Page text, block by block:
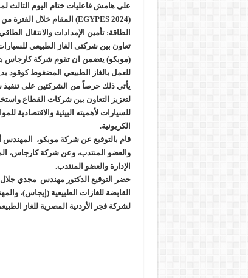
على هامش فاعليات ختام اليوم الثالث
الطاقة: تأمين الإمدادات والانتقال
تعاون بين شركتى الغاز الطبيعي
(موبكو) يتضمن ان تقوم شركة كارجاس
للعمل بالغاز الطبيعي المضغوط كوقود
يأتي ذلك حرصاً من الشركتين على تنفيذ
لتعزيز التعاون بين شركات القطاع
للسيارات لأهميته البيئية والاقتصادية
الكربونية.
قام بالتوقيع عن شركة موبكو،
والعضو المنتدب، وعن شركة كارجاس،
الإدارة والعضو المنتدب.
حضر التوقيع الدكتور مهندس مجدي
القابضة للغازات الطبيعية (إيجاس)،
لشركة فجر الأردنية المصرية للغاز